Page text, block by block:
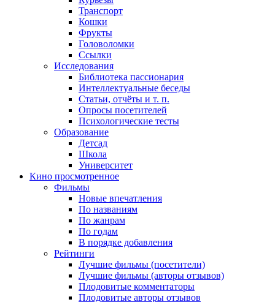
Транспорт
Кошки
Фрукты
Головоломки
Ссылки
Исследования
Библиотека пассионария
Интеллектуальные беседы
Статьи, отчёты и т. п.
Опросы посетителей
Психологические тесты
Образование
Детсад
Школа
Университет
Кино просмотренное
Фильмы
Новые впечатления
По названиям
По жанрам
По годам
В порядке добавления
Рейтинги
Лучшие фильмы (посетители)
Лучшие фильмы (авторы отзывов)
Плодовитые комментаторы
Плодовитые авторы отзывов